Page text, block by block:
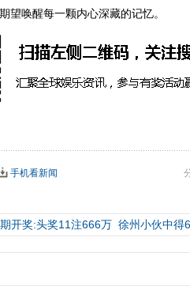
望唤醒每一颗内心深藏的记忆。
手机看新闻
开奖:头奖11注666万 徐州小伙中得